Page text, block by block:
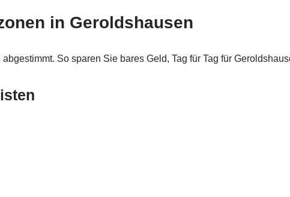
in Geroldshausen
So sparen Sie bares Geld, Tag für Tag für